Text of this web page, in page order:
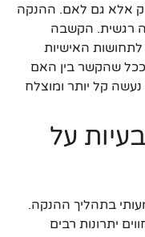
אלא גם לאם. ההנקה
רגשית. הקשבה
האישיות
ככל שהקשר בין האם
קל יותר ומוצלח
על
בתהליך ההנקה.
יתרונות רבים